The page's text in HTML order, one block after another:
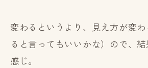
変わるというより、見え方が変
ると言ってもいいかな）ので、
感じ。